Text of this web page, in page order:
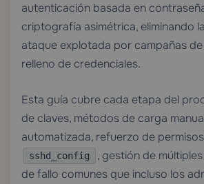
autenticación basada en
criptografía asimétrica, eliminando
ataque explotada por campañas
relleno de credenciales.
Esta guía cubre cada etapa del
de claves, métodos de carga
automatizada, refuerzo de
sshd_config
, gestión de
de fallo comunes que incluso los